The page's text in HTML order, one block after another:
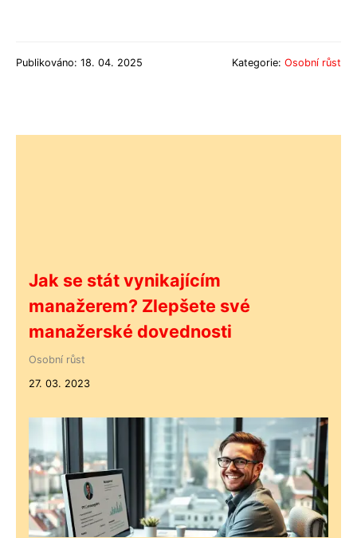
Publikováno: 18. 04. 2025 Kategorie: Osobní růst
Jak se stát vynikajícím
manažerem? Zlepšete své
manažerské dovednosti
Osobní růst
27. 03. 2023